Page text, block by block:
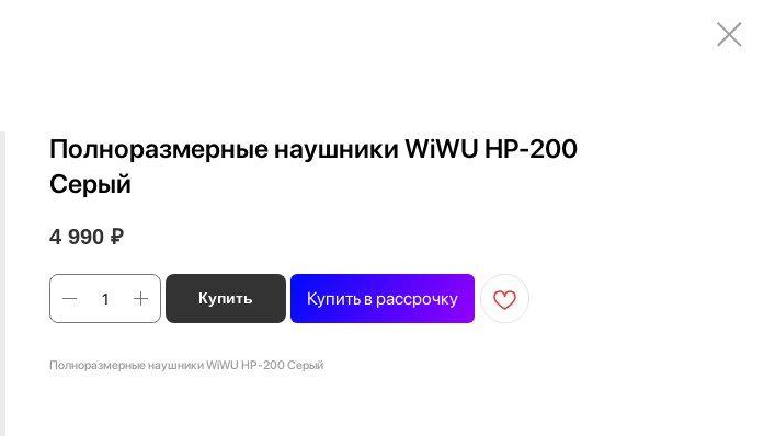
Полноразмерные наушники WiWU HP-200
Серый
4 990 ₽
Купить Купить в рассрочку
Полноразмерные наушники WiWU HP-200 Серый